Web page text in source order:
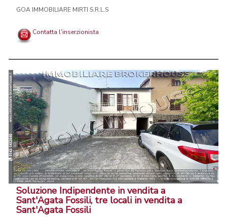
GOA IMMOBILIARE MIRTI S.R.L.S
Contatta l'inserzionista
Soluzione Indipendente in vendita a
Sant'Agata Fossili, tre locali in vendita a
Sant'Agata Fossili